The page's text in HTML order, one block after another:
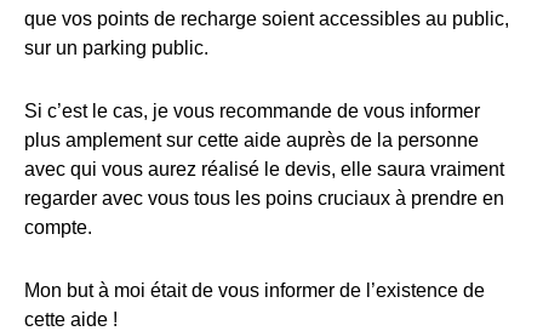
que vos points de recharge soient accessibles au public,
sur un parking public.
Si c’est le cas, je vous recommande de vous informer
plus amplement sur cette aide auprès de la personne
avec qui vous aurez réalisé le devis, elle saura vraiment
regarder avec vous tous les poins cruciaux à prendre en
compte.
Mon but à moi était de vous informer de l’existence de
cette aide !